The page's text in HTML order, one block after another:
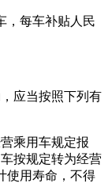
，每车补贴人民
应当按照下列有
乘用车规定报
按规定转为经营
使用寿命，不得